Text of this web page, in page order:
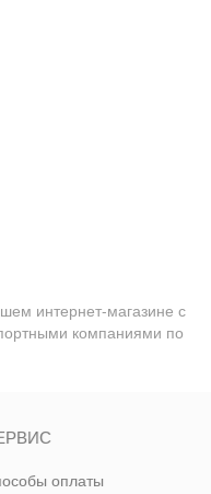
интернет-магазине с
компаниями по
оплаты